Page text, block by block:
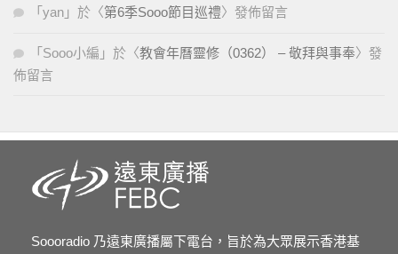
「 yan 」於〈第6季Sooo節目巡禮〉發佈留言
「 Sooo小編 」於〈教會年曆靈修（0362） – 敬拜與事奉〉發
佈留言
Soooradio 乃遠東廣播屬下電台，旨於為大眾展示香港基